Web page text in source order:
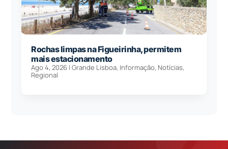
Rochas limpas na Figueirinha, permitem
mais estacionamento
Ago 4, 2026 |Grande Lisboa, Informação, Notícias,
Regional